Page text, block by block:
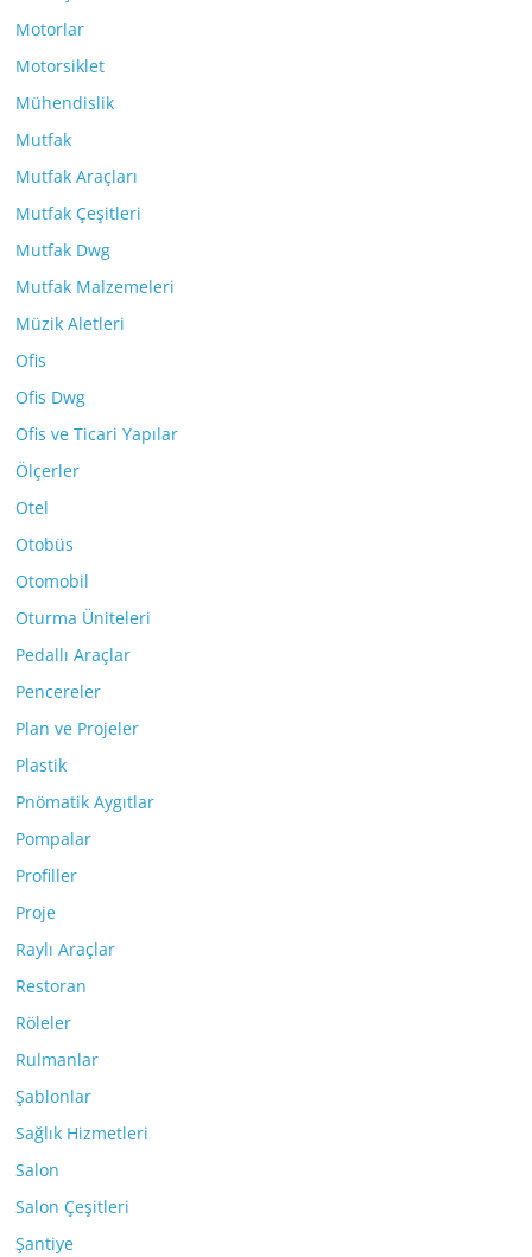
Motorlar
Motorsiklet
Mühendislik
Mutfak
Mutfak Araçları
Mutfak Çeşitleri
Mutfak Dwg
Mutfak Malzemeleri
Müzik Aletleri
Ofis
Ofis Dwg
Ofis ve Ticari Yapılar
Ölçerler
Otel
Otobüs
Otomobil
Oturma Üniteleri
Pedallı Araçlar
Pencereler
Plan ve Projeler
Plastik
Pnömatik Aygıtlar
Pompalar
Profiller
Proje
Raylı Araçlar
Restoran
Röleler
Rulmanlar
Şablonlar
Sağlık Hizmetleri
Salon
Salon Çeşitleri
Şantiye